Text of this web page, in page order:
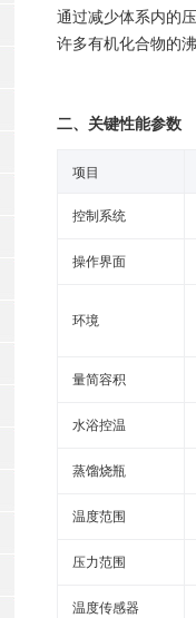
通过减少体系内的
许多有机化合物的
二、关键性能参数
‌项目‌
控制系统‌
操作界面‌
环境
量简容积
水浴控温
蒸馏烧瓶
温度范围
压力范围‌‌
温度传感器